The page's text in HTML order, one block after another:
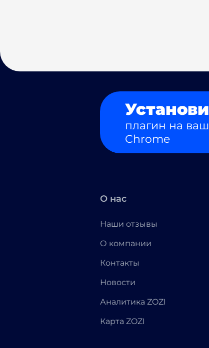
Установи
плагин на ваш
Chrome
О нас
Наши отзывы
О компании
Контакты
Новости
Аналитика ZOZI
Карта ZOZI